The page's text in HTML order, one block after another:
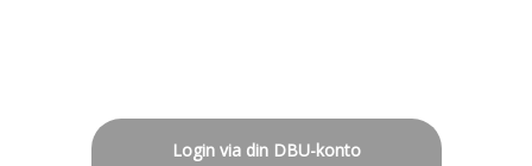
Login via din DBU-konto